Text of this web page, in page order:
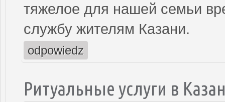
тяжелое для нашей семьи
службу жителям Казани.
odpowiedz
Ритуальные услуги в